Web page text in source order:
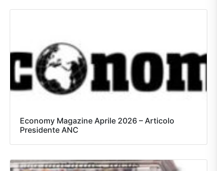
Economy Magazine Aprile 2026 – Articolo
Presidente ANC